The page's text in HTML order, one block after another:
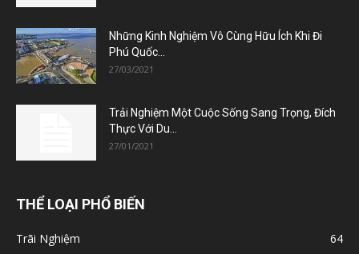
Những Kinh Nghiệm Vô Cùng Hữu Ích Khi Đi
Phú Quốc...
27/03/2021
Trải Nghiệm Một Cuộc Sống Sang Trọng, Đích
Thực Với Du...
27/01/2021
THỂ LOẠI PHỔ BIẾN
Trãi Nghiệm
64